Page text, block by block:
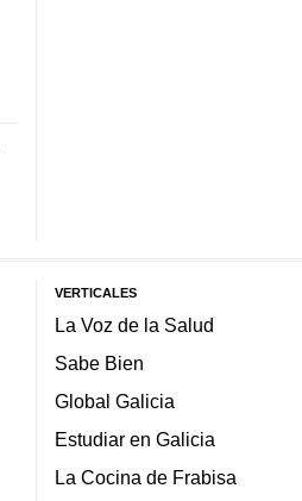
VERTICALES
La Voz de la Salud
Sabe Bien
Global Galicia
Estudiar en Galicia
La Cocina de Frabisa